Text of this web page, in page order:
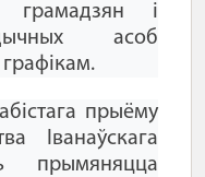
грамадзян і
асоб
прыёму
Іванаўскага
прымяняцца